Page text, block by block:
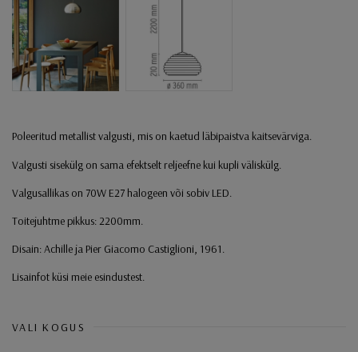
Poleeritud metallist valgusti, mis on kaetud läbipaistva kaitsevärviga.
Valgusti sisekülg on sama efektselt reljeefne kui kupli väliskülg.
Valgusallikas on 70W E27 halogeen või sobiv LED.
Toitejuhtme pikkus: 2200mm.
Disain: Achille ja Pier Giacomo Castiglioni, 1961.
Lisainfot küsi meie esindustest.
VALI KOGUS